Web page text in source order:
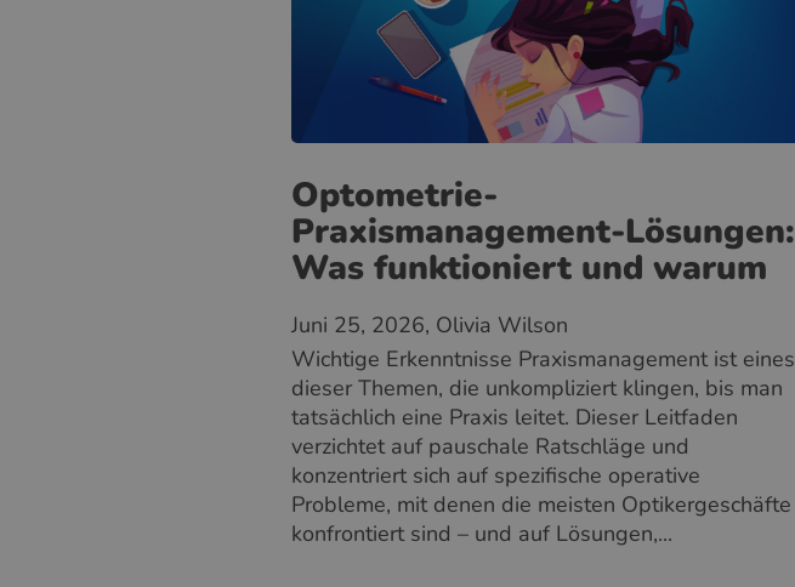
Optometrie-
Praxismanagement-Lösungen:
Was funktioniert und warum
Juni 25, 2026, Olivia Wilson
Wichtige Erkenntnisse Praxismanagement ist eines
dieser Themen, die unkompliziert klingen, bis man
tatsächlich eine Praxis leitet. Dieser Leitfaden
verzichtet auf pauschale Ratschläge und
konzentriert sich auf spezifische operative
Probleme, mit denen die meisten Optikergeschäfte
konfrontiert sind – und auf Lösungen,...